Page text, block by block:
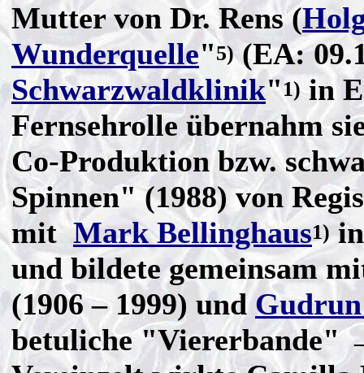
Mutter von Dr. Rens (
Wunderquelle"5)(EA:
Schwarzwaldklinik"1)in
Fernsehrolle übernahm
Co-Produktion bzw.
Spinnen" (1988) von
mitMark Bellinghaus1)in
und bildete gemeinsam
(1906 – 1999) und
betuliche "Viererbande"